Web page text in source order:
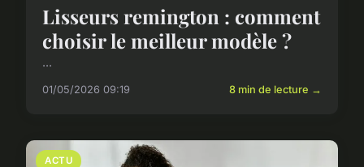
Lisseurs remington : comment
choisir le meilleur modèle ?
...
01/05/2026 09:19 8 min de lecture →
ACTU